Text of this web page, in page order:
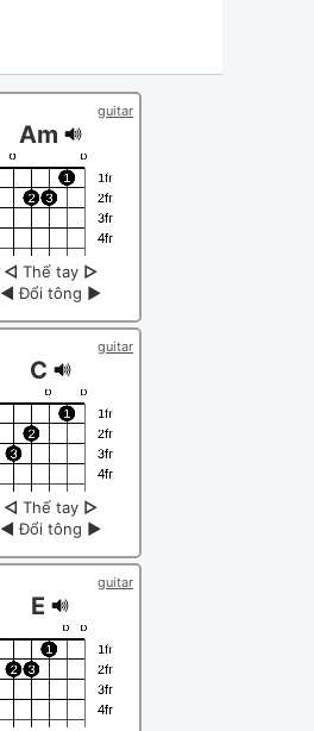
guitar
Am
◁ Thế tay ▷
◀ Đổi tông ▶
guitar
C
◁ Thế tay ▷
◀ Đổi tông ▶
guitar
E